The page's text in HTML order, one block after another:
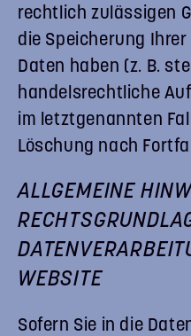
rechtlich zulässigen
die Speicherung
Daten haben (z. B.
handelsrechtliche
im letztgenannten
Löschung nach
ALLGEMEINE
WEBSITE
Sofern Sie in die